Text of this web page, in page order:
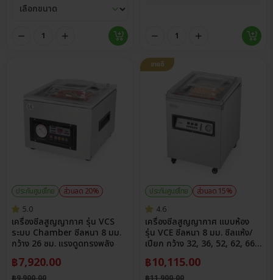
ประกันศูนย์ไทย
ส่วนลด 20%
5.0
เครื่องซีลสูญญากาศ รุ่น VCS
ระบบ Chamber ซีลหนา 8 มม.
กว้าง 26 ซม. แรงดูดทรงพลัง
฿7,920.00
ขายดี
ประกันศูนย์ไทย
ส่วนลด 15%
4.6
เครื่องซีลสูญญากาศ แบบห้อง
รุ่น VCE ซีลหนา 8 มม. ซีลแห้ง/
เปียก กว้าง 32, 36, 52, 62, 66
฿10,115.00